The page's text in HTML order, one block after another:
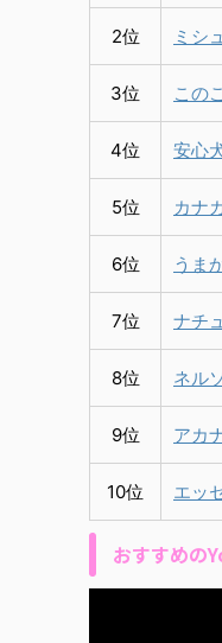
2位 ミシ
3位 この
4位 安心
5位 カナ
6位 うま
7位 ナチ
8位 ネル
9位 アカ
10位 エッ
おすすめの